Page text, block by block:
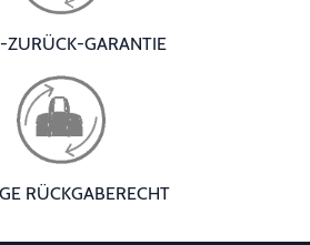
ZURÜCK-GARANTIE
RÜCKGABERECHT